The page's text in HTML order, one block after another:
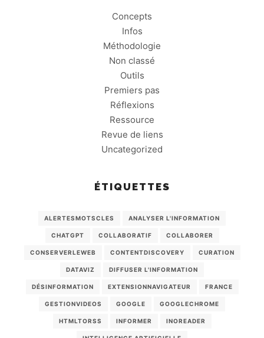
Concepts
Infos
Méthodologie
Non classé
Outils
Premiers pas
Réflexions
Ressource
Revue de liens
Uncategorized
ÉTIQUETTES
ALERTESMOTSCLES ANALYSER L'INFORMATION
CHATGPT COLLABORATIF COLLABORER
CONSERVERLEWEB CONTENTDISCOVERY CURATION
DATAVIZ DIFFUSER L'INFORMATION
DÉSINFORMATION EXTENSIONNAVIGATEUR FRANCE
GESTIONVIDEOS GOOGLE GOOGLECHROME
HTMLTORSS INFORMER INOREADER